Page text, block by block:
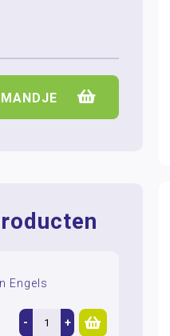
Engels
- +